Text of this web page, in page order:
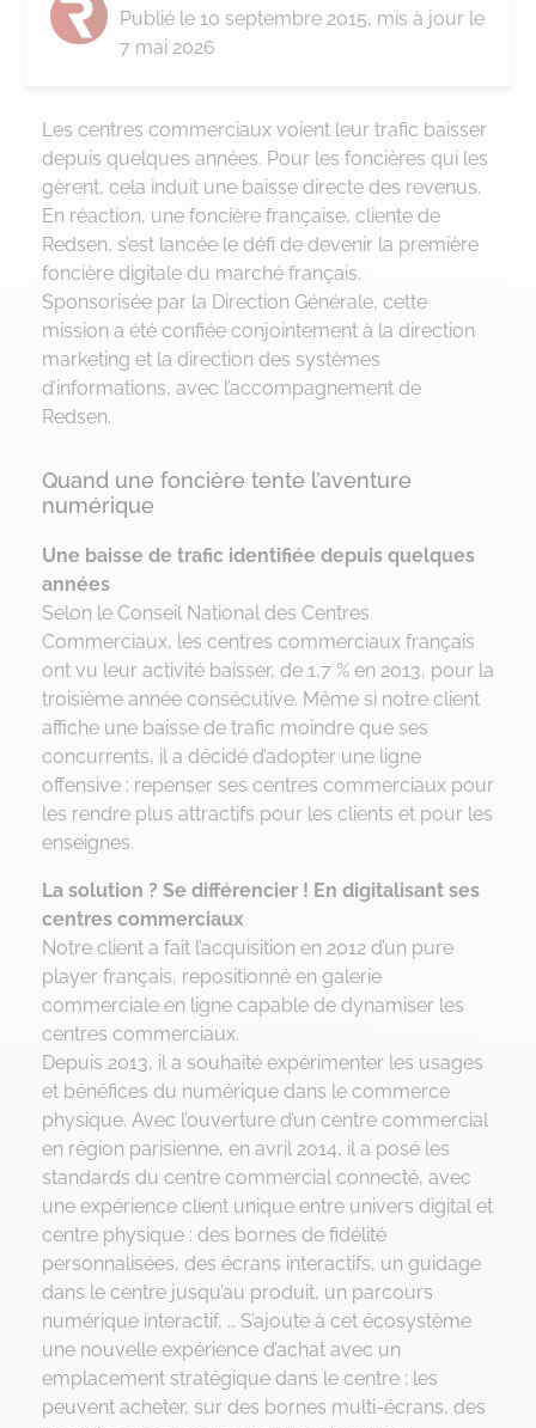
Publié le 10 septembre 2015, mis à jour le
7 mai 2026
Les centres commerciaux voient leur trafic baisser
depuis quelques années. Pour les foncières qui les
gèrent, cela induit une baisse directe des revenus.
En réaction, une foncière française, cliente de
Redsen, s’est lancée le défi de devenir la première
foncière digitale du marché français.
Sponsorisée par la Direction Générale, cette
mission a été confiée conjointement à la direction
marketing et la direction des systèmes
d’informations, avec l’accompagnement de
Redsen.
Quand une foncière tente l’aventure
numérique
Une baisse de trafic identifiée depuis quelques
années
Selon le Conseil National des Centres
Commerciaux, les centres commerciaux français
ont vu leur activité baisser, de 1,7 % en 2013, pour la
troisième année consécutive. Même si notre client
affiche une baisse de trafic moindre que ses
concurrents, il a décidé d’adopter une ligne
offensive : repenser ses centres commerciaux pour
les rendre plus attractifs pour les clients et pour les
enseignes.
La solution ? Se différencier ! En digitalisant ses
centres commerciaux
Notre client a fait l’acquisition en 2012 d’un pure
player français, repositionné en galerie
commerciale en ligne capable de dynamiser les
centres commerciaux.
Depuis 2013, il a souhaité expérimenter les usages
et bénéfices du numérique dans le commerce
physique. Avec l’ouverture d’un centre commercial
en région parisienne, en avril 2014, il a posé les
standards du centre commercial connecté, avec
une expérience client unique entre univers digital et
centre physique : des bornes de fidélité
personnalisées, des écrans interactifs, un guidage
dans le centre jusqu’au produit, un parcours
numérique interactif, … S’ajoute à cet écosystème
une nouvelle expérience d’achat avec un
emplacement stratégique dans le centre : les
peuvent acheter, sur des bornes multi-écrans, des